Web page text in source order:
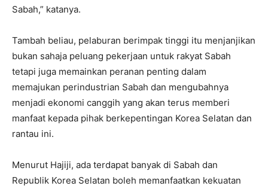
Sabah,” katanya.
Tambah beliau, pelaburan berimpak tinggi itu menjanjikan
bukan sahaja peluang pekerjaan untuk rakyat Sabah
tetapi juga memainkan peranan penting dalam
memajukan perindustrian Sabah dan mengubahnya
menjadi ekonomi canggih yang akan terus memberi
manfaat kepada pihak berkepentingan Korea Selatan dan
rantau ini.
Menurut Hajiji, ada terdapat banyak di Sabah dan
Republik Korea Selatan boleh memanfaatkan kekuatan